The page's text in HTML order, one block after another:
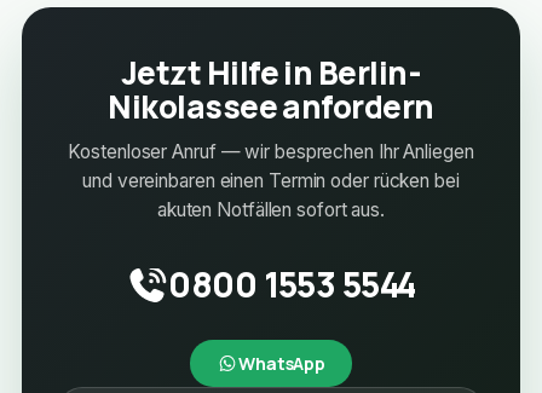
Jetzt Hilfe in Berlin-
Nikolassee anfordern
Kostenloser Anruf — wir besprechen Ihr Anliegen
und vereinbaren einen Termin oder rücken bei
akuten Notfällen sofort aus.
0800 1553 5544
WhatsApp